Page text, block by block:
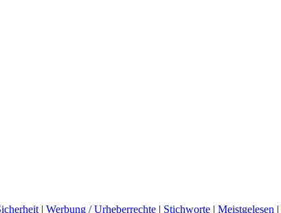
| Werbung / Urheberrechte | Stichworte | Meistgelesen |